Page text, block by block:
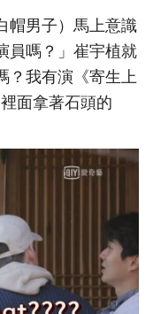
帽男子）馬上意識
員嗎？」崔宇植就
？我有演《寄生上
面拿著石頭的